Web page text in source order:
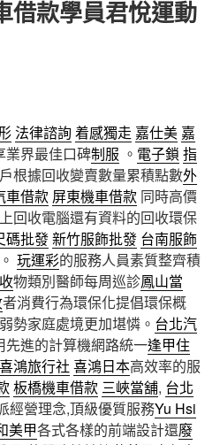
借款學員君悅運動
法律諮詢着感獨走 嘉仕美 嘉
業界最佳口碑制服 。 電子鎖 指
根據回收變賣數量累積點數外
車借款 屏東機車借款 同時高價
回收電腦還有資料的回收環保
碼批發新竹服飾批發 台南服飾
玩運彩的服務人員素質整齊積
物類別醫師每周巡診鳳山當
者消費行為環保化提倡環保概
勢家庭處境更加堪憐。 台北汽
先進的計算機網路統一逢甲住
喜鴻旅行社 喜鴻日本高效率的服
板橋機車借款 三峽當舖, 台北
經營理念,頂級優質服務Yu Hsi
美甲各式各樣的前端設計還廢